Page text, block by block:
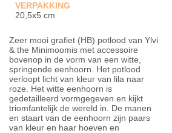
VERPAKKING
20,5x5 cm
Zeer mooi grafiet (HB) potlood van Ylvi
& the Minimoomis met accessoire
bovenop in de vorm van een witte,
springende eenhoorn. Het potlood
verloopt licht van kleur van lila naar
roze. Het witte eenhoorn is
gedetailleerd vormgegeven en kijkt
triomfantelijk de wereld in. De manen
en staart van de eenhoorn zijn paars
van kleur en haar hoeven en